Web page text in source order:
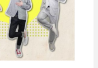
イベント
コスプレ
新帝スタ
ラジオ
コラム